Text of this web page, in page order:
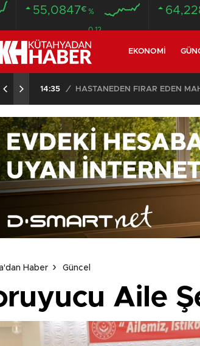
55,0847€ %
0.12
EKONOMI
14:35 / HASTANEDEN FİRAR EDEN
Haber Güncel
Aile